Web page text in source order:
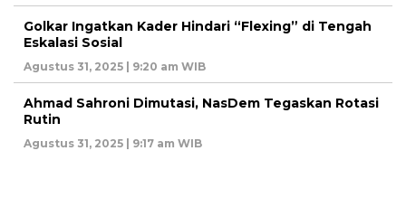
Golkar Ingatkan Kader Hindari “Flexing” di Tengah
Eskalasi Sosial
Agustus 31, 2025 | 9:20 am WIB
Ahmad Sahroni Dimutasi, NasDem Tegaskan Rotasi
Rutin
Agustus 31, 2025 | 9:17 am WIB